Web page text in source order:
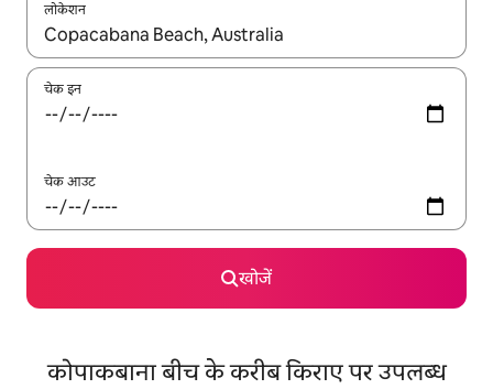
लोकेशन
नतीजों के उपलब्ध होने पर, अप और डाउन 'ऐरो की' का इस्तेमाल करके नेविगेट
चेक इन
चेक आउट
खोजें
कोपाकबाना बीच के करीब किराए पर उपलब्ध